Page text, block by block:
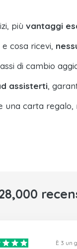
più vantaggi
cosa ricevi,
di cambio
assisterti,
carta
È 3 un